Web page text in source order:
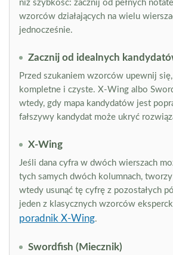
niż szybkość: zacznij od pełnych
wzorców działających na wielu
jednocześnie.
Zacznij od idealnych
Przed szukaniem wzorców upewnij
kompletne i czyste. X-Wing albo
wtedy, gdy mapa kandydatów jest
fałszywy kandydat może ukryć
X-Wing
Jeśli dana cyfra w dwóch wierszach
tych samych dwóch kolumnach,
wtedy usunąć tę cyfrę z pozostałych
jeden z klasycznych wzorców
poradnik X-Wing.
Swordfish (Miecznik)